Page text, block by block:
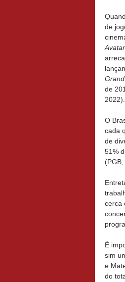
de
Avatar
de
2022).
O
cada
de
51%
(PGB,
cerca
É
sim
e
do